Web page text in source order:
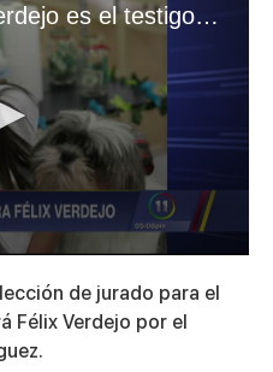
Cómplice de Félix Verdejo es el testigo estrella en juicio por asesinato de Keishla Rodríguez
de jurado para el
Félix Verdejo por el